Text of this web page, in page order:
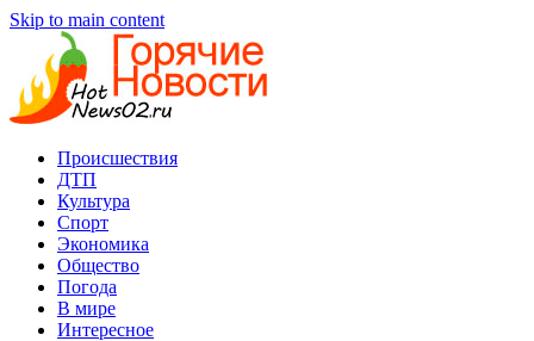
Skip to main content
Происшествия
ДТП
Культура
Спорт
Экономика
Общество
Погода
В мире
Интересное